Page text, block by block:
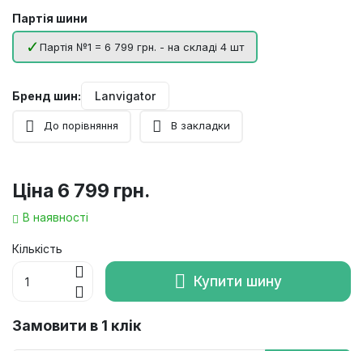
Партія шини
Партія №1 = 6 799 грн. - на складі 4 шт
Бренд шин: Lanvigator
До порівняння В закладки
Ціна 6 799 грн.
В наявності
Кількість
Купити шину
Замовити в 1 клік